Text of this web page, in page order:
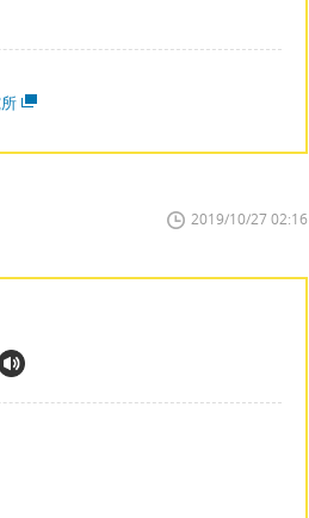
2019/10/27 02:16